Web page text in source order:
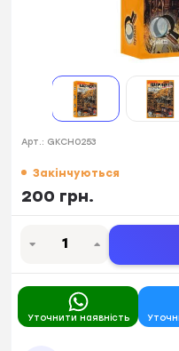
Арт.: GKCH0253
Закінчуються
200 грн.
Уточнити наявність